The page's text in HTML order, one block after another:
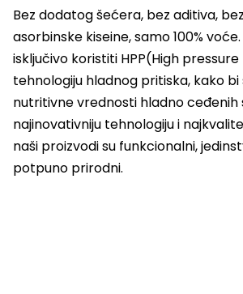
Bez dodatog šećera, bez aditiva,
asorbinske kiseine, samo 100%
isključivo koristiti HPP(High
tehnologiju hladnog pritiska, kako bi
nutritivne vrednosti hladno ceđenih
najinovativniju tehnologiju i
naši proizvodi su funkcionalni,
potpuno prirodni.